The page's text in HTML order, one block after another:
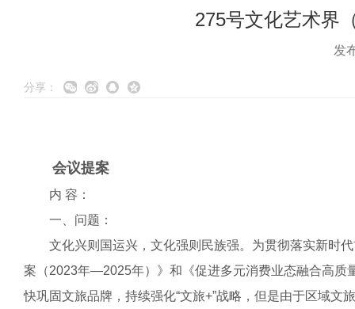
275号文化艺术界
发
分享：
会议提案
内 容：
一、问题：
文化兴则国运兴，文化强则民族强。为贯彻落实新时代
案（2023年—2025年）》和《促进多元消费业态融合高质
快巩固文旅品牌，持续强化“文旅+”战略，但是由于区域